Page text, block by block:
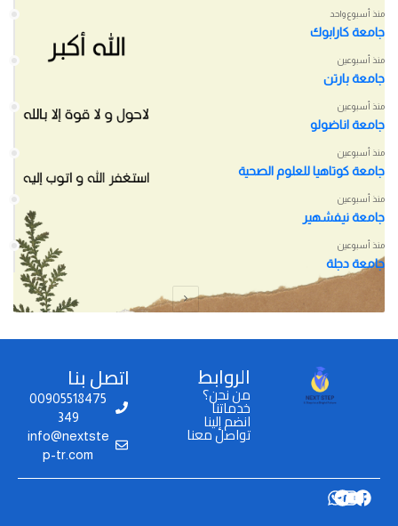
منذ أسبوع واحد
جامعة كارابوك
منذ أسبوعين
جامعة بارتن
منذ أسبوعين
جامعة اناضولو
منذ أسبوعين
جامعة كوتاهيا للعلوم الصحية
منذ أسبوعين
جامعة نيفشهير
منذ أسبوعين
جامعة دجلة
الروابط
من نحن؟
خدماتنا
انضم إلينا
تواصل معنا
اتصل بنا
00905518475
349
info@nextste
p-tr.com